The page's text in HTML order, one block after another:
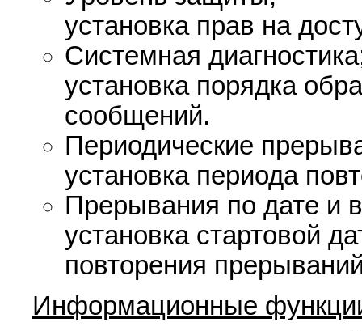
установка прав на
Системная
установка порядка
сообщений.
Периодические
установка периода
Прерывания по дате и
установка стартовой
повторения
Информационные